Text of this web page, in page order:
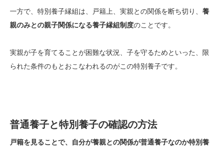
一方で、特別養子縁組は、戸籍上、実親との関係を断ち切り、 養
親のみとの親子関係になる養子縁組制度のことです。
実親が子を育てることが困難な状況、子を守るためといった、限
られた条件のもとおこなわれるのがこの特別養子です。
普通養子と特別養子の確認の方法
戸籍を見ることで、自分が養親との関係が普通養子なのか特別養